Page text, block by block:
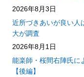
2026年8月3日
近所づきあいが良い
大が調査
2026年8月1日
能楽師・桜間右陣氏に
【後編】